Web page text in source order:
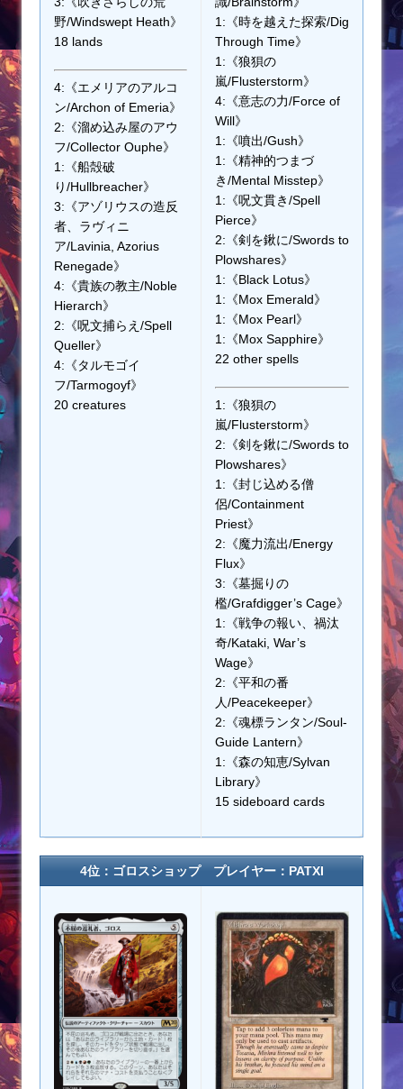
野/Windswept Heath》
18 lands
4:《エメリアのアルコ
ン/Archon of Emeria》
2:《溜め込み屋のアウ
フ/Collector Ouphe》
1:《船殻破
り/Hullbreacher》
3:《アゾリウスの造反
者、ラヴィニ
ア/Lavinia, Azorius
Renegade》
4:《貴族の教主/Noble
Hierarch》
2:《呪文捕らえ/Spell
Queller》
4:《タルモゴイ
フ/Tarmogoyf》
20 creatures
1:《時を越えた探索/Dig
Through Time》
1:《狼狽の
嵐/Flusterstorm》
4:《意志の力/Force of
Will》
1:《噴出/Gush》
1:《精神的つまづ
き/Mental Misstep》
1:《呪文貫き/Spell
Pierce》
2:《剣を鍬に/Swords to
Plowshares》
1:《Black Lotus》
1:《Mox Emerald》
1:《Mox Pearl》
1:《Mox Sapphire》
22 other spells
1:《狼狽の
嵐/Flusterstorm》
2:《剣を鍬に/Swords to
Plowshares》
1:《封じ込める僧
侶/Containment
Priest》
2:《魔力流出/Energy
Flux》
3:《墓掘りの
檻/Grafdigger’s Cage》
1:《戦争の報い、禍汰
奇/Kataki, War’s
Wage》
2:《平和の番
人/Peacekeeper》
2:《魂標ランタン/Soul-
Guide Lantern》
1:《森の知恵/Sylvan
Library》
15 sideboard cards
4位：ゴロスショップ プレイヤー：PATXI